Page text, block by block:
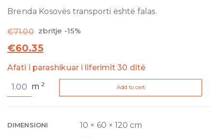
Brenda Kosovës transporti është falas.
€71.00 zbritje -15%
€60.35
Afati i parashikuar i liferimit 30 ditë
Bijoux
Marron
m2 Add to cart
DIMENSIONI 10 × 60 × 120 cm